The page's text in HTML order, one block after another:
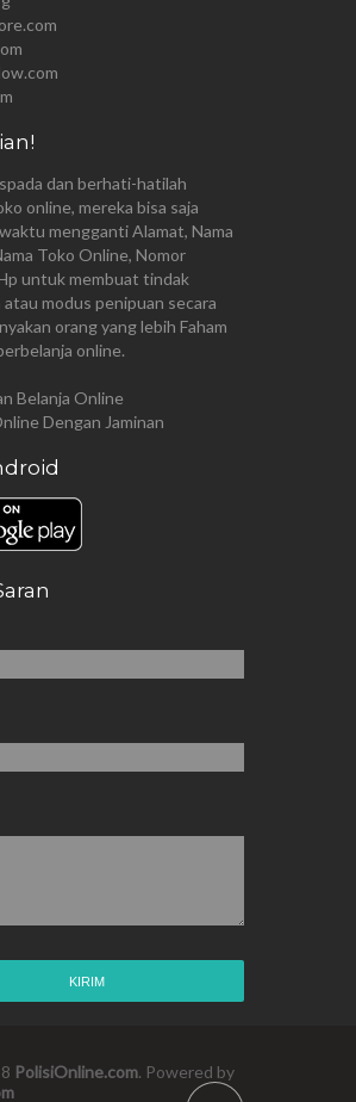
dan berhati-hatilah
online, mereka bisa saja
mengganti Alamat, Nama
Toko Online, Nomor
untuk membuat tindak
modus penipuan secara
orang yang lebih Faham
online.
Belanja Online
Dengan Jaminan
PolisiOnline.com. Powered by